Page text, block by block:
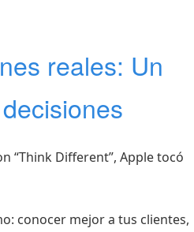
reales: Un
“Think Different”, Apple tocó
conocer mejor a tus clientes,